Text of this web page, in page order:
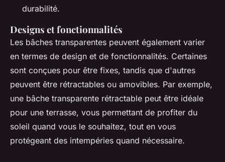
durabilité.
Designs et fonctionnalités
Les bâches transparentes peuvent également varier
en termes de design et de fonctionnalités. Certaines
sont conçues pour être fixes, tandis que d'autres
peuvent être rétractables ou amovibles. Par exemple,
une bâche transparente rétractable peut être idéale
pour une terrasse, vous permettant de profiter du
soleil quand vous le souhaitez, tout en vous
protégeant des intempéries quand nécessaire.